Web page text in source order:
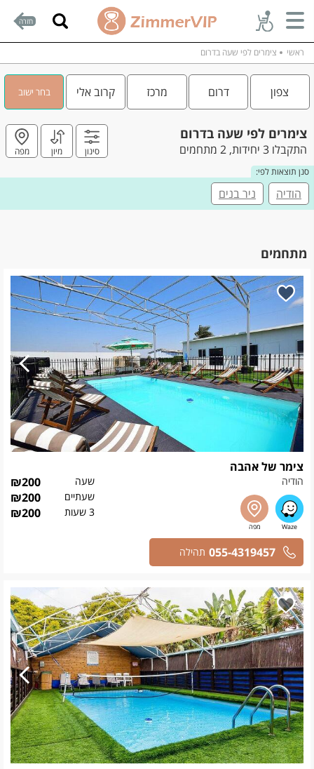
חזרה
ראשי צימרים לפי שעה בדרום
צפון דרום מרכז קרוב אלי בחר ישוב
צימרים לפי שעה בדרום
התקבלו 3 יחידות, 2 מתחמים סינון מיון
מפה
סנן תוצאות לפי:
הודיה ניר בנים
מתחמים
צימר של אהבה
הודיה שעה ₪200
שעתיים ₪200
3 שעות ₪200
055-4319457 תהילה